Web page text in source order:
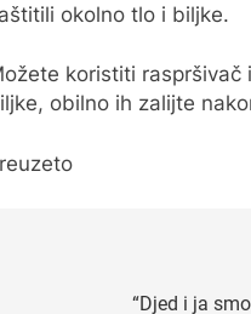
okolno tlo i biljke.
koristiti
obilno ih zalijte
“Djed i ja